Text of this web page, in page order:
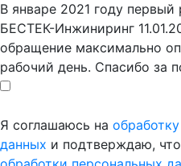
В январе 2021 году
БЕСТЕК-Инжиниринг
обращение максимально
рабочий день. Спасибо за
Я соглашаюсь на
данных и подтверждаю,